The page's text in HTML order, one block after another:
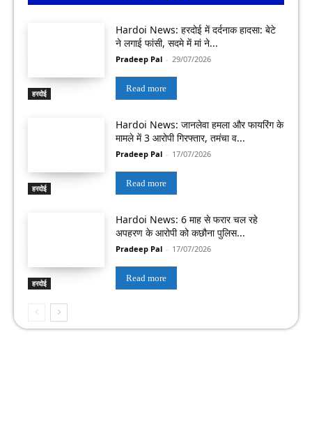
हरदोई
Hardoi News: हरदोई में दर्दनाक हादसा: बेटे
ने लगाई फांसी, सदमे में मां ने...
Pradeep Pal - 29/07/2026
Read more
हरदोई
Hardoi News: जानलेवा हमला और फायरिंग के
मामले में 3 आरोपी गिरफ्तार, तमंचा व...
Pradeep Pal - 17/07/2026
Read more
हरदोई
Hardoi News: 6 माह से फरार चल रहे
अपहरण के आरोपी को कछौना पुलिस...
Pradeep Pal - 17/07/2026
Read more